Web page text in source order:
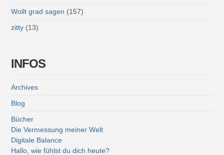
Wollt grad sagen (157)
zitty (13)
INFOS
Archives
Blog
Bücher
Die Vermessung meiner Welt
Digitale Balance
Hallo, wie fühlst du dich heute?